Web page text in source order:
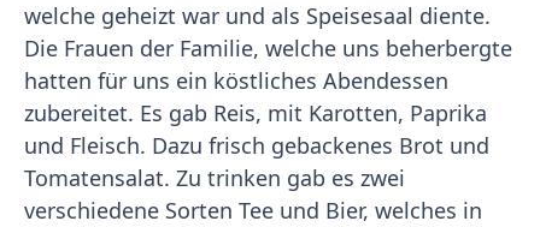
welche geheizt war und als Speisesaal diente.
Die Frauen der Familie, welche uns beherbergte
hatten für uns ein köstliches Abendessen
zubereitet. Es gab Reis, mit Karotten, Paprika
und Fleisch. Dazu frisch gebackenes Brot und
Tomatensalat. Zu trinken gab es zwei
verschiedene Sorten Tee und Bier, welches in